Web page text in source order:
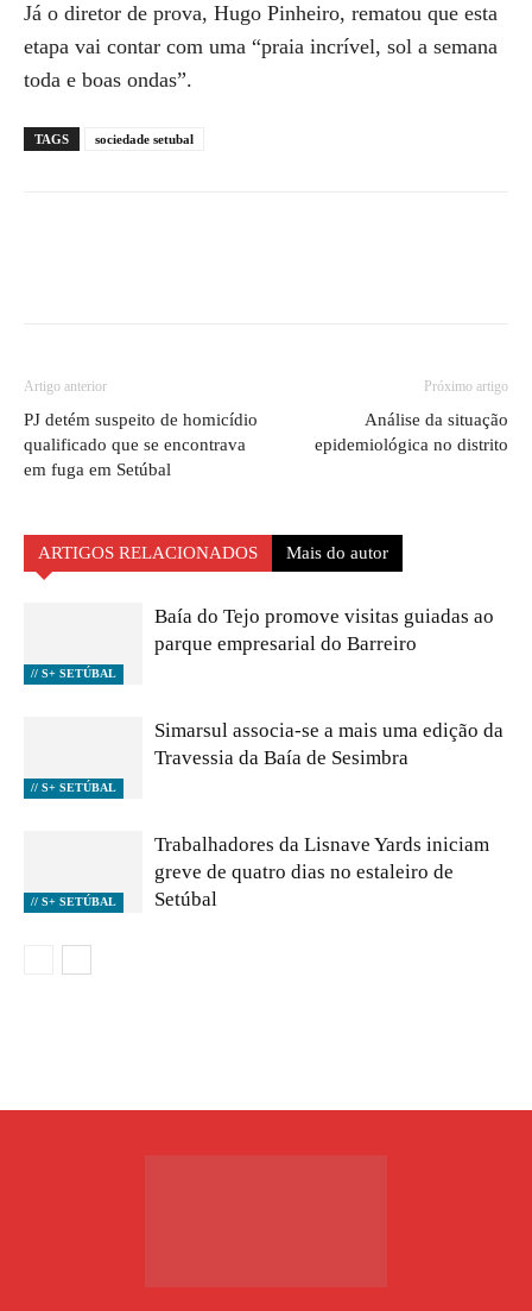
Já o diretor de prova, Hugo Pinheiro, rematou que esta
etapa vai contar com uma “praia incrível, sol a semana
toda e boas ondas”.
TAGS sociedade setubal
Artigo anterior
PJ detém suspeito de homicídio
qualificado que se encontrava
em fuga em Setúbal
Próximo artigo
Análise da situação
epidemiológica no distrito
ARTIGOS RELACIONADOS Mais do autor
// S+ SETÚBAL
Baía do Tejo promove visitas guiadas ao
parque empresarial do Barreiro
// S+ SETÚBAL
Simarsul associa-se a mais uma edição da
Travessia da Baía de Sesimbra
// S+ SETÚBAL
Trabalhadores da Lisnave Yards iniciam
greve de quatro dias no estaleiro de
Setúbal